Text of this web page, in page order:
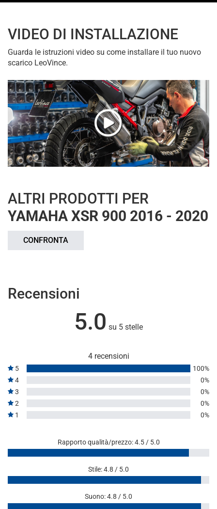
VIDEO DI INSTALLAZIONE
Guarda le istruzioni video su come installare il tuo nuovo
scarico LeoVince.
ALTRI PRODOTTI PER
YAMAHA XSR 900 2016 - 2020
CONFRONTA
Recensioni
5.0 su 5 stelle
4 recensioni
5
100%
4
0%
3
0%
2
0%
1
0%
Rapporto qualità/prezzo: 4.5 / 5.0
Stile: 4.8 / 5.0
Suono: 4.8 / 5.0